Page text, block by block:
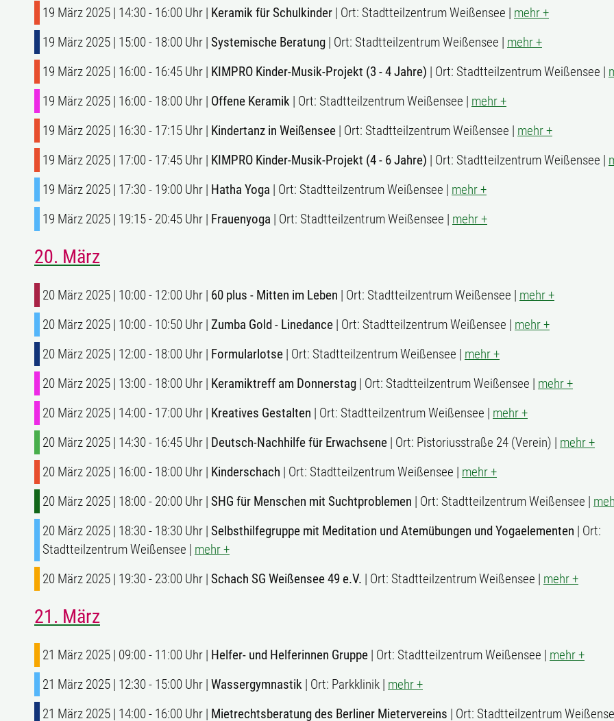
19 März 2025 | 14:30 - 16:00 Uhr | Keramik für Schulkinder | Ort: Stadtteilzentrum Weißensee | mehr +
19 März 2025 | 15:00 - 18:00 Uhr | Systemische Beratung | Ort: Stadtteilzentrum Weißensee | mehr +
19 März 2025 | 16:00 - 16:45 Uhr | KIMPRO Kinder-Musik-Projekt (3 - 4 Jahre) | Ort: Stadtteilzentrum Weißensee |
19 März 2025 | 16:00 - 18:00 Uhr | Offene Keramik | Ort: Stadtteilzentrum Weißensee | mehr +
19 März 2025 | 16:30 - 17:15 Uhr | Kindertanz in Weißensee | Ort: Stadtteilzentrum Weißensee | mehr +
19 März 2025 | 17:00 - 17:45 Uhr | KIMPRO Kinder-Musik-Projekt (4 - 6 Jahre) | Ort: Stadtteilzentrum Weißensee |
19 März 2025 | 17:30 - 19:00 Uhr | Hatha Yoga | Ort: Stadtteilzentrum Weißensee | mehr +
19 März 2025 | 19:15 - 20:45 Uhr | Frauenyoga | Ort: Stadtteilzentrum Weißensee | mehr +
20. März
20 März 2025 | 10:00 - 12:00 Uhr | 60 plus - Mitten im Leben | Ort: Stadtteilzentrum Weißensee | mehr +
20 März 2025 | 10:00 - 10:50 Uhr | Zumba Gold - Linedance | Ort: Stadtteilzentrum Weißensee | mehr +
20 März 2025 | 12:00 - 18:00 Uhr | Formularlotse | Ort: Stadtteilzentrum Weißensee | mehr +
20 März 2025 | 13:00 - 18:00 Uhr | Keramiktreff am Donnerstag | Ort: Stadtteilzentrum Weißensee | mehr +
20 März 2025 | 14:00 - 17:00 Uhr | Kreatives Gestalten | Ort: Stadtteilzentrum Weißensee | mehr +
20 März 2025 | 14:30 - 16:45 Uhr | Deutsch-Nachhilfe für Erwachsene | Ort: Pistoriusstraße 24 (Verein) | mehr +
20 März 2025 | 16:00 - 18:00 Uhr | Kinderschach | Ort: Stadtteilzentrum Weißensee | mehr +
20 März 2025 | 18:00 - 20:00 Uhr | SHG für Menschen mit Suchtproblemen | Ort: Stadtteilzentrum Weißensee |
20 März 2025 | 18:30 - 18:30 Uhr | Selbsthilfegruppe mit Meditation und Atemübungen und Yogaelementen | Ort:
Stadtteilzentrum Weißensee | mehr +
20 März 2025 | 19:30 - 23:00 Uhr | Schach SG Weißensee 49 e.V. | Ort: Stadtteilzentrum Weißensee | mehr +
21. März
21 März 2025 | 09:00 - 11:00 Uhr | Helfer- und Helferinnen Gruppe | Ort: Stadtteilzentrum Weißensee | mehr +
21 März 2025 | 12:30 - 15:00 Uhr | Wassergymnastik | Ort: Parkklinik | mehr +
21 März 2025 | 14:00 - 16:00 Uhr | Mietrechtsberatung des Berliner Mietervereins | Ort: Stadtteilzentrum